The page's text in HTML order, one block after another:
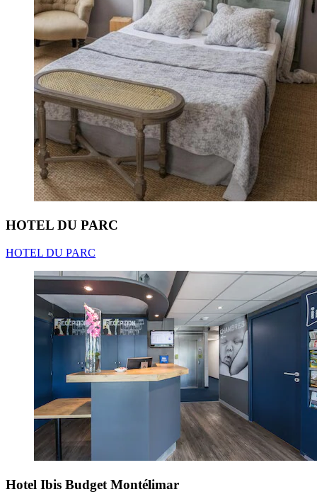
HOTEL DU PARC
HOTEL DU PARC
Hotel Ibis Budget Montélimar